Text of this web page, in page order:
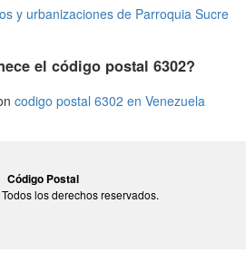
y urbanizaciones de Parroquia Sucre
el código postal 6302?
codigo postal 6302 en Venezuela
Código Postal
los derechos reservados.